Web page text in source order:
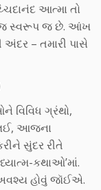
આત્મા તો
સ્વરૂપ જ છે. આંખ
– તમારી પાસે
વિવિધ ગ્રંથો,
લઈ, આજના
સુંદર રીતે
કથાઓ’માં.
હોવું જૉઈએ.